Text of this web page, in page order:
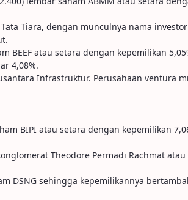
Tiara, dengan munculnya nama
atau setara dengan kepemilikan
4,08%.
Infrastruktur. Perusahaan ventura
BIPI atau setara dengan kepemilikan
Theodore Permadi Rachmat atau
DSNG sehingga kepemilikannya